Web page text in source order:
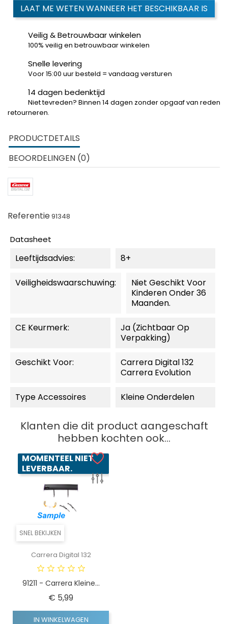
LAAT ME WETEN WANNEER HET BESCHIKBAAR IS
Veilig & Betrouwbaar winkelen
100% veilig en betrouwbaar winkelen
Snelle levering
Voor 15:00 uur besteld = vandaag versturen
14 dagen bedenktijd
Niet tevreden? Binnen 14 dagen zonder opgaaf van reden
retourneren.
PRODUCTDETAILS
BEOORDELINGEN (0)
Referentie91348
Datasheet
Leeftijdsadvies: 8+
Veiligheidswaarschuwing:
Niet Geschikt Voor
Kinderen Onder 36
Maanden.
CE Keurmerk:
Ja (zichtbaar Op
Verpakking)
Geschikt Voor:
Carrera Digital 132
Carrera Evolution
Type Accessoires Kleine Onderdelen
Klanten die dit product aangeschaft
hebben kochten ook...
SNEL BEKIJKEN
MOMENTEEL NIET
LEVERBAAR.
Carrera Digital 132
91211 - Carrera Kleine...
€ 5,99Prijs
IN WINKELWAGEN